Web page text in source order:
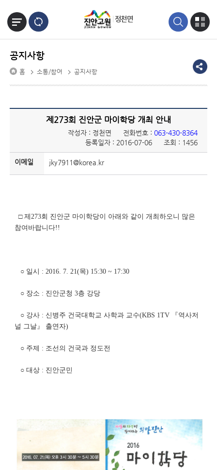
정천면
공지사항
홈 소통/참여 공지사항
제273회 진안군 마이학당 개최 안내
작성자 : 정천면 전화번호 : 063-430-8364
등록일자 : 2016-07-06
조회 : 1456
이메일 jky7911@korea.kr
□ 제273회 진안군 마이학당이 아래와 같이 개최하오니 많은
참여바랍니다!!
○ 일시 : 2016. 7. 21(목) 15:30 ~ 17:30
○ 장소 : 진안군청 3층 강당
○ 강사 : 신병주 건국대학교 사학과 교수(KBS 1TV 『역사저
널 그날』 출연자)
○ 주제 : 조선의 건국과 정도전
○ 대상 : 진안군민